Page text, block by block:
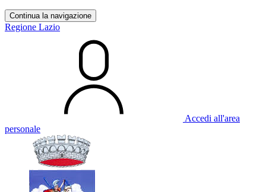
Continua la navigazione
Regione Lazio
Accedi all'area
personale